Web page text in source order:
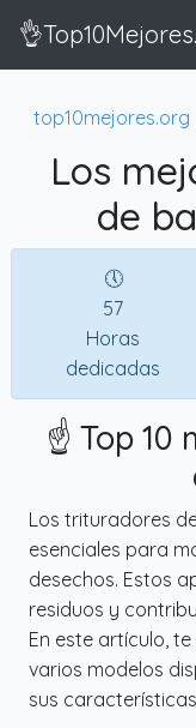
top10mejores.org
Los
de
🕔
57
Horas
dedicadas
☝️ Top 10
Los trituradores
esenciales para
desechos. Estos
residuos y
En este artículo,
varios modelos
sus